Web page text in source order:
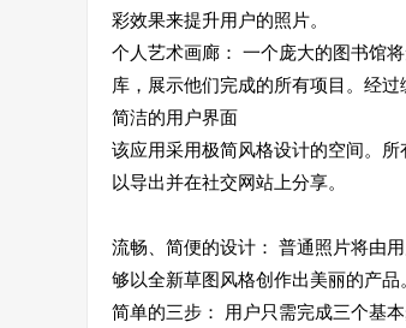
彩效果来提升用户的照片。
个人艺术画廊： 一个庞大的图书馆
库，展示他们完成的所有项目。经过
简洁的用户界面
该应用采用极简风格设计的空间。
以导出并在社交网站上分享。
流畅、简便的设计： 普通照片将由
够以全新草图风格创作出美丽的产品。
简单的三步： 用户只需完成三个基